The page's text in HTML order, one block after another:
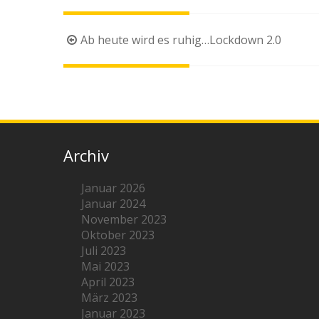
Beitragsnavigation
Ab heute wird es ruhig…Lockdown 2.0
Archiv
Januar 2026
Januar 2024
November 2023
Oktober 2023
Juli 2023
Mai 2023
April 2023
März 2023
Januar 2023